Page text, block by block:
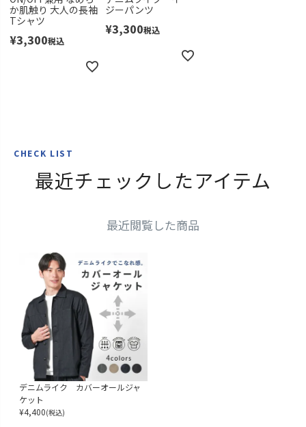
か肌触り 大人の長袖
Tシャツ
¥3,300税込
ジーパンツ
¥3,300税込
CHECK LIST
最近チェックしたアイテム
最近閲覧した商品
デニムライク カバーオールジャ
ケット
¥4,400(税込)